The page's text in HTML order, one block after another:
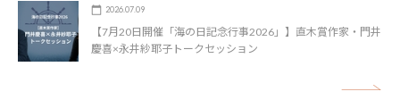
2026.07.09
【7月20日開催「海の日記念行事2026」】直木賞作家・門井
慶喜×永井紗耶子トークセッション